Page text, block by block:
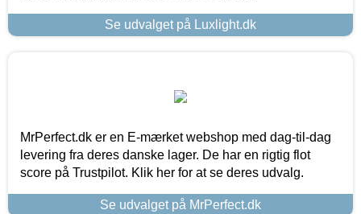
Se udvalget på Luxlight.dk
MrPerfect.dk er en E-mærket webshop med dag-til-dag
levering fra deres danske lager. De har en rigtig flot
score på Trustpilot. Klik her for at se deres udvalg.
Se udvalget på MrPerfect.dk